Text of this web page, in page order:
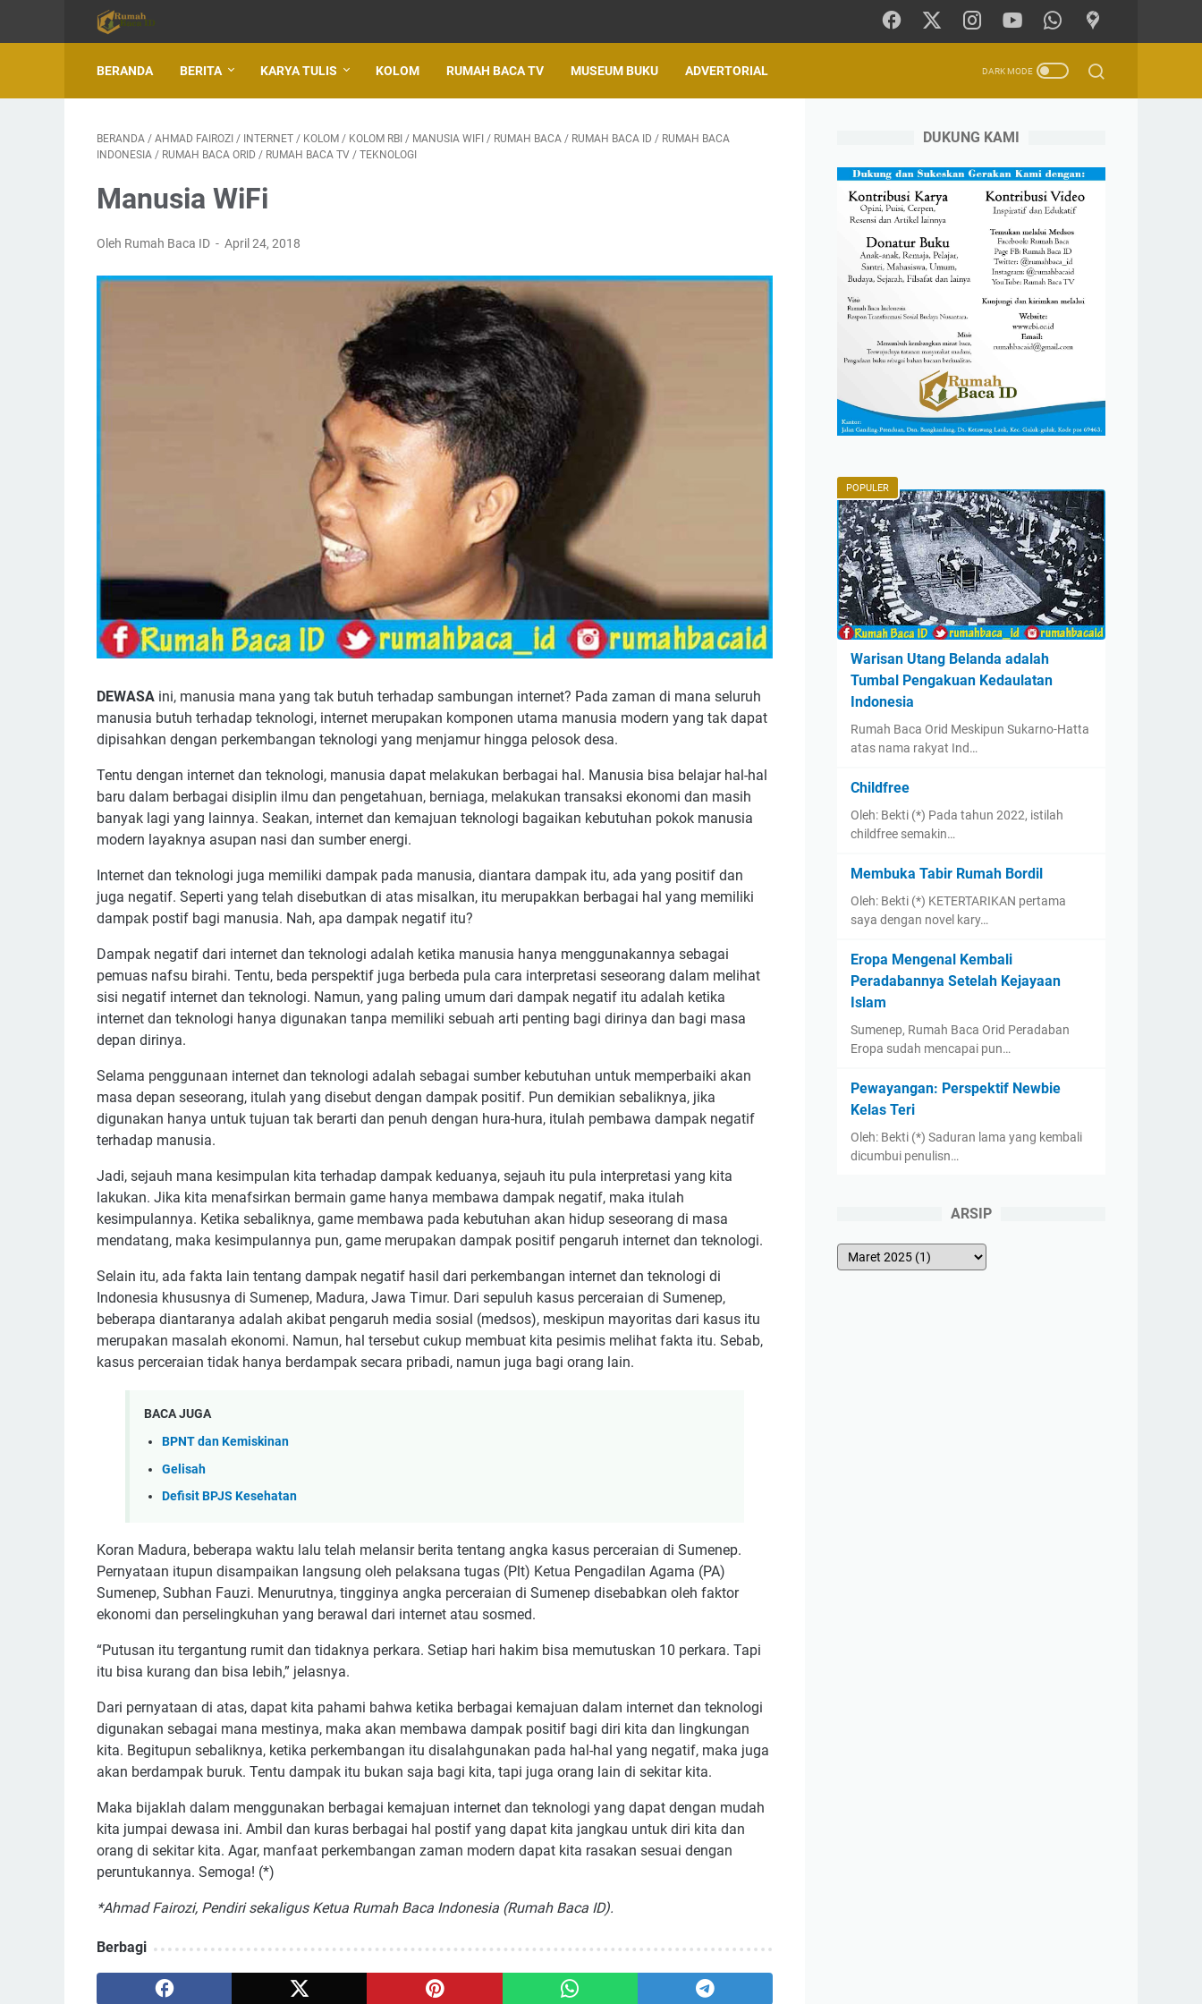
BERANDA BERITA KARYA TULIS KOLOM RUMAH BACA TV MUSEUM BUKU ADVERTORIAL
BERANDA / AHMAD FAIROZI / INTERNET / KOLOM / KOLOM RBI / MANUSIA WIFI / RUMAH BACA / RUMAH BACA ID / RUMAH BACA
INDONESIA / RUMAH BACA ORID / RUMAH BACA TV / TEKNOLOGI
Manusia WiFi
Oleh Rumah Baca ID April 24, 2018
DEWASA ini, manusia mana yang tak butuh terhadap sambungan internet? Pada zaman di mana seluruh
manusia butuh terhadap teknologi, internet merupakan komponen utama manusia modern yang tak dapat
dipisahkan dengan perkembangan teknologi yang menjamur hingga pelosok desa.
Tentu dengan internet dan teknologi, manusia dapat melakukan berbagai hal. Manusia bisa belajar hal-hal
baru dalam berbagai disiplin ilmu dan pengetahuan, berniaga, melakukan transaksi ekonomi dan masih
banyak lagi yang lainnya. Seakan, internet dan kemajuan teknologi bagaikan kebutuhan pokok manusia
modern layaknya asupan nasi dan sumber energi.
Internet dan teknologi juga memiliki dampak pada manusia, diantara dampak itu, ada yang positif dan
juga negatif. Seperti yang telah disebutkan di atas misalkan, itu merupakkan berbagai hal yang memiliki
dampak postif bagi manusia. Nah, apa dampak negatif itu?
Dampak negatif dari internet dan teknologi adalah ketika manusia hanya menggunakannya sebagai
pemuas nafsu birahi. Tentu, beda perspektif juga berbeda pula cara interpretasi seseorang dalam melihat
sisi negatif internet dan teknologi. Namun, yang paling umum dari dampak negatif itu adalah ketika
internet dan teknologi hanya digunakan tanpa memiliki sebuah arti penting bagi dirinya dan bagi masa
depan dirinya.
Selama penggunaan internet dan teknologi adalah sebagai sumber kebutuhan untuk memperbaiki akan
masa depan seseorang, itulah yang disebut dengan dampak positif. Pun demikian sebaliknya, jika
digunakan hanya untuk tujuan tak berarti dan penuh dengan hura-hura, itulah pembawa dampak negatif
terhadap manusia.
Jadi, sejauh mana kesimpulan kita terhadap dampak keduanya, sejauh itu pula interpretasi yang kita
lakukan. Jika kita menafsirkan bermain game hanya membawa dampak negatif, maka itulah
kesimpulannya. Ketika sebaliknya, game membawa pada kebutuhan akan hidup seseorang di masa
mendatang, maka kesimpulannya pun, game merupakan dampak positif pengaruh internet dan teknologi.
Selain itu, ada fakta lain tentang dampak negatif hasil dari perkembangan internet dan teknologi di
Indonesia khususnya di Sumenep, Madura, Jawa Timur. Dari sepuluh kasus perceraian di Sumenep,
beberapa diantaranya adalah akibat pengaruh media sosial (medsos), meskipun mayoritas dari kasus itu
merupakan masalah ekonomi. Namun, hal tersebut cukup membuat kita pesimis melihat fakta itu. Sebab,
kasus perceraian tidak hanya berdampak secara pribadi, namun juga bagi orang lain.
BACA JUGA
BPNT dan Kemiskinan
Gelisah
Defisit BPJS Kesehatan
Koran Madura, beberapa waktu lalu telah melansir berita tentang angka kasus perceraian di Sumenep.
Pernyataan itupun disampaikan langsung oleh pelaksana tugas (Plt) Ketua Pengadilan Agama (PA)
Sumenep, Subhan Fauzi. Menurutnya, tingginya angka perceraian di Sumenep disebabkan oleh faktor
ekonomi dan perselingkuhan yang berawal dari internet atau sosmed.
“Putusan itu tergantung rumit dan tidaknya perkara. Setiap hari hakim bisa memutuskan 10 perkara. Tapi
itu bisa kurang dan bisa lebih,” jelasnya.
Dari pernyataan di atas, dapat kita pahami bahwa ketika berbagai kemajuan dalam internet dan teknologi
digunakan sebagai mana mestinya, maka akan membawa dampak positif bagi diri kita dan lingkungan
kita. Begitupun sebaliknya, ketika perkembangan itu disalahgunakan pada hal-hal yang negatif, maka juga
akan berdampak buruk. Tentu dampak itu bukan saja bagi kita, tapi juga orang lain di sekitar kita.
Maka bijaklah dalam menggunakan berbagai kemajuan internet dan teknologi yang dapat dengan mudah
kita jumpai dewasa ini. Ambil dan kuras berbagai hal postif yang dapat kita jangkau untuk diri kita dan
orang di sekitar kita. Agar, manfaat perkembangan zaman modern dapat kita rasakan sesuai dengan
peruntukannya. Semoga! (*)
*Ahmad Fairozi, Pendiri sekaligus Ketua Rumah Baca Indonesia (Rumah Baca ID).
Berbagi
DUKUNG KAMI
POPULER
Warisan Utang Belanda adalah
Tumbal Pengakuan Kedaulatan
Indonesia
Rumah Baca Orid Meskipun Sukarno-Hatta
atas nama rakyat Ind…
Childfree
Oleh: Bekti (*) Pada tahun 2022, istilah
childfree semakin…
Membuka Tabir Rumah Bordil
Oleh: Bekti (*) KETERTARIKAN pertama
saya dengan novel kary…
Eropa Mengenal Kembali
Peradabannya Setelah Kejayaan
Islam
Sumenep, Rumah Baca Orid Peradaban
Eropa sudah mencapai pun…
Pewayangan: Perspektif Newbie
Kelas Teri
Oleh: Bekti (*) Saduran lama yang kembali
dicumbui penulisn…
ARSIP